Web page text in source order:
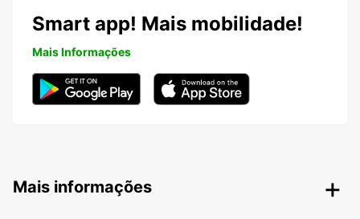
Smart app! Mais mobilidade!
Mais Informações
Mais informações